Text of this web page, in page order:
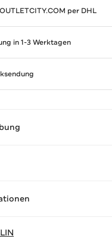
OUTLETCITY.COM per DHL
in 1-3 Werktagen